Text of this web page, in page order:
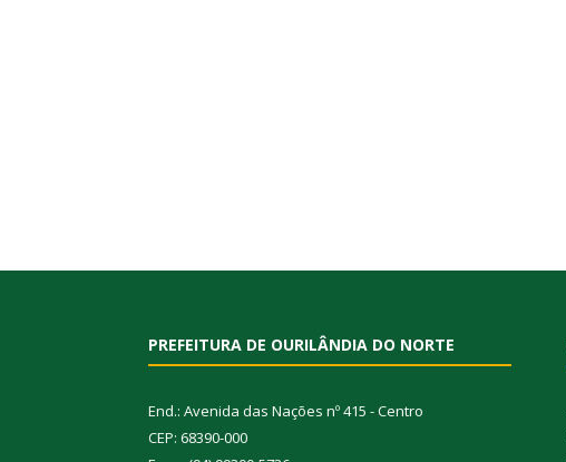
PREFEITURA DE OURILÂNDIA DO NORTE
End.: Avenida das Nações nº 415 - Centro
CEP: 68390-000